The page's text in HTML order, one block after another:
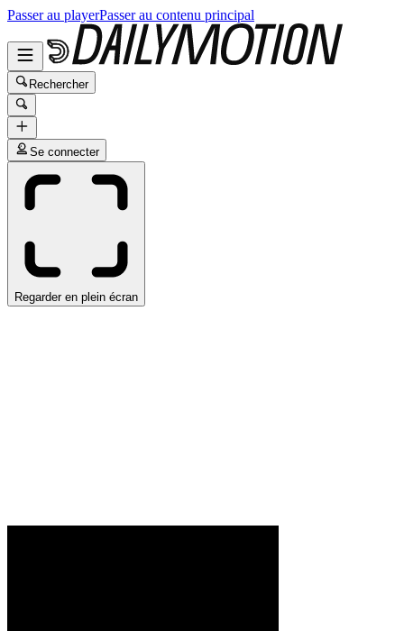
Passer au playerPasser au contenu principal
Rechercher
Se connecter
Regarder en plein écran